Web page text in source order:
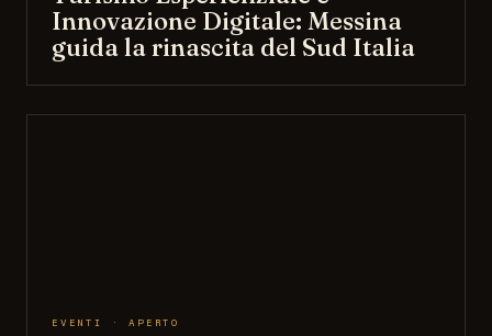
Innovazione Digitale: Messina
guida la rinascita del Sud Italia
EVENTI · APERTO